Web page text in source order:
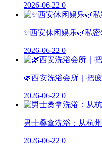
2026-06-22 0
✨西安休闲娱乐🌿私
2026-06-22 0
🌿西安洗浴会所｜把
2026-06-22 0
男士桑拿洗浴：从杭
2026-06-22 0